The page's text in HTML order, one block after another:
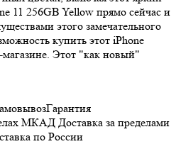
11 256GB Yellow прямо сейчас и
этого замечательного
купить этот iPhone
Этот "как новый"
Гарантия
МКАД Доставка за пределами
по России